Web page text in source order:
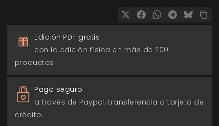
Edición PDF gratis
con la edición física en más de 200
productos.
Pago seguro
a través de Paypal, transferencia o tarjeta de
crédito.